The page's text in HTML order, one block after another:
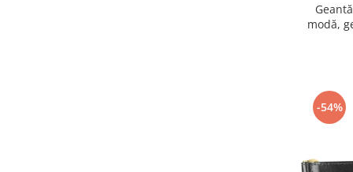
modă,
piele
-54%